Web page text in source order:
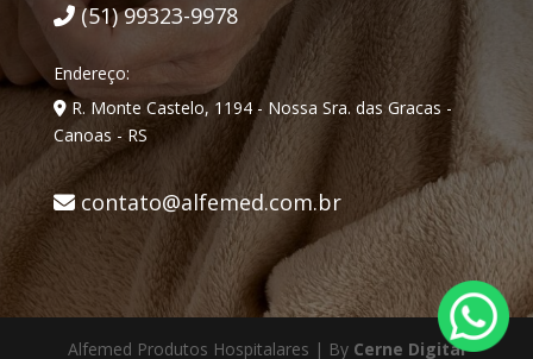
(51) 99323-9978
Endereço:
R. Monte Castelo, 1194 - Nossa Sra. das Gracas -
Canoas - RS
contato@alfemed.com.br
Alfemed Produtos Hospitalares | By Cerne Digital